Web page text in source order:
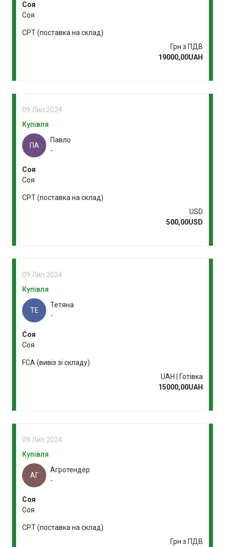
Соя
Соя
CPT (поставка на склад)
Грн з ПДВ
19000,00UAH
09 Лип 2024
Купівля
ПА
Павло
-
Соя
Соя
CPT (поставка на склад)
USD
500,00USD
09 Лип 2024
Купівля
ТЕ
Тетяна
-
Соя
Соя
FCA (вивіз зі складу)
UAH | Готівка
15000,00UAH
09 Лип 2024
Купівля
АГ
Агротендер
-
Соя
Соя
CPT (поставка на склад)
Грн з ПДВ